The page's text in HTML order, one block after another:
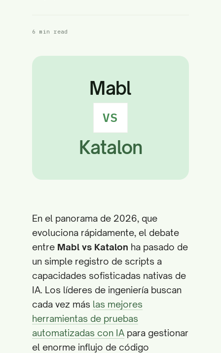
6 min read
Mabl
VS
Katalon
En el panorama de 2026, que
evoluciona rápidamente, el debate
entre Mabl vs Katalon ha pasado de
un simple registro de scripts a
capacidades sofisticadas nativas de
IA. Los líderes de ingeniería buscan
cada vez más las mejores
herramientas de pruebas
automatizadas con IA para gestionar
el enorme influjo de código